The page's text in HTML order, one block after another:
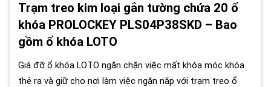
Trạm treo kim loại gắn tường chứa 20 ổ
khóa PROLOCKEY PLS04P38SKD – Bao
gồm ổ khóa LOTO
Giá đỡ ổ khóa LOTO ngăn chặn việc mất khóa móc khóa
thẻ ra và giữ cho nơi làm việc ngăn nắp với trạm treo ổ